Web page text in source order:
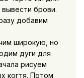
брови.
добавим
широкую, но
дуги для
рисуем
когтя. Потом